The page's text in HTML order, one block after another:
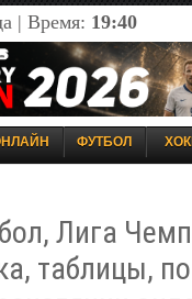
| Время: 19:40
ФУТБОЛ
Лига
таблицы,